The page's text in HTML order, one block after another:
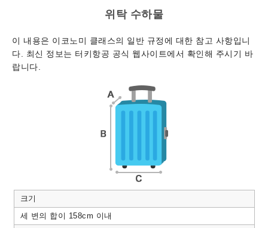
위탁 수하물
이 내용은 이코노미 클래스의 일반 규정에 대한 참고 사항입니
다. 최신 정보는 터키항공 공식 웹사이트에서 확인해 주시기 바
랍니다.
크기
세 변의 합이 158cm 이내